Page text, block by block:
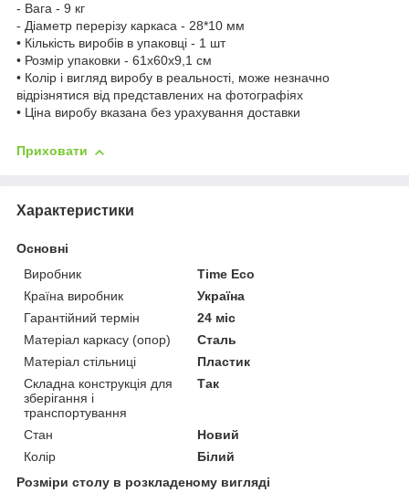
- Вага - 9 кг
- Діаметр перерізу каркаса - 28*10 мм
• Кількість виробів в упаковці - 1 шт
• Розмір упаковки - 61х60х9,1 см
• Колір і вигляд виробу в реальності, може незначно
відрізнятися від представлених на фотографіях
• Ціна виробу вказана без урахування доставки
Приховати
Характеристики
Основні
Виробник
Time Eco
Країна виробник
Україна
Гарантійний термін
24 міс
Матеріал каркасу (опор)
Сталь
Матеріал стільниці
Пластик
Складна конструкція для
зберігання і
транспортування
Так
Стан
Новий
Колір
Білий
Розміри столу в розкладеному вигляді